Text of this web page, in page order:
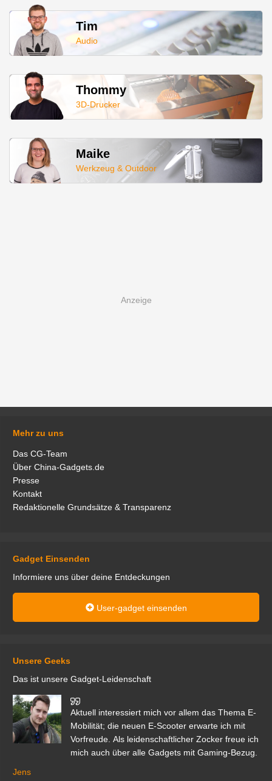
Tim
Audio
Thommy
3D-Drucker
Maike
Werkzeug & Outdoor
Mehr zu uns
Das CG-Team
Über China-Gadgets.de
Presse
Kontakt
Redaktionelle Grundsätze & Transparenz
Gadget Einsenden
Informiere uns über deine Entdeckungen
User-gadget einsenden
Unsere Geeks
Das ist unsere Gadget-Leidenschaft
Aktuell interessiert mich vor allem das Thema E-
Mobilität; die neuen E-Scooter erwarte ich mit
Vorfreude. Als leidenschaftlicher Zocker freue ich
mich auch über alle Gadgets mit Gaming-Bezug.
Jens